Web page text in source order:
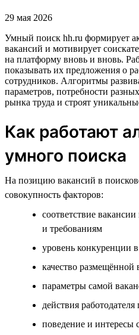
29 мая 2026
Умный поиск hh.ru формирует
вакансий и мотивирует
на платформу вновь и вновь.
показывать их предложения о
сотрудников. Алгоритмы
параметров, потребности
рынка труда и строят
Как работают
умного поиска
На позицию вакансий в
совокупность факторов:
соответствие
и требованиям
уровень конкуренции
качество размещённой
параметры самой
действия
поведение и интересы